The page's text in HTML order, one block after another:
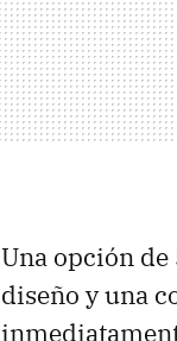
Una opción
diseño y una